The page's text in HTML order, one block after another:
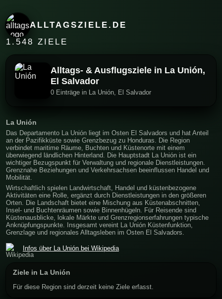
ALLTAGSZIELE.DE
1.548 ZIELE
Alltags- & Ausflugsziele in La Unión,
El Salvador
0 Einträge in La Unión, El Salvador
La Unión
Das Departamento La Unión liegt im Osten El Salvadors und hat Anteil
an der Pazifikküste sowie Grenzbezug zu Honduras. Die Region
verbindet maritime Räume, Buchten und Küstenorte mit einem
überwiegend ländlichen Hinterland. Die Hauptstadt La Unión ist ein
wichtiger Bezugspunkt für Verwaltung und regionale Dienstleistungen.
Grenznahe Beziehungen und Verkehrsachsen beeinflussen Handel und
Mobilität.
Wirtschaftlich spielen Landwirtschaft, Handel und küstenbezogene
Aktivitäten eine Rolle, ergänzt durch Dienstleistungen in den größeren
Orten. Die Landschaft bietet eine Mischung aus Küstenabschnitten,
Insel- und Buchtenräumen sowie Binnenhügeln. Für Reisende sind
Küstenausblicke, lokale Märkte und Grenzregionserfahrungen typische
Anknüpfungspunkte. Insgesamt vereint La Unión Küstenfunktion,
Grenzlage und regionales Alltagsleben im Osten El Salvadors.
Infos über La Unión bei Wikipedia
Ziele in La Unión
Für diese Region sind derzeit keine Ziele erfasst.